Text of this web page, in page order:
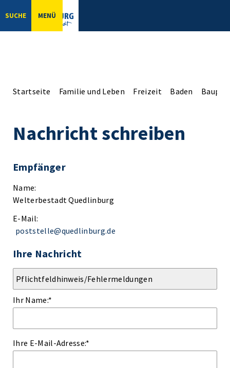
SUCHE MENÜ
Startseite Familie und Leben Freizeit Baden
Nachricht schreiben
Empfänger
Name:
Welterbestadt Quedlinburg
E-Mail:
poststelle@quedlinburg.de
Ihre Nachricht
Ihr Name:*
Ihre E-Mail-Adresse:*